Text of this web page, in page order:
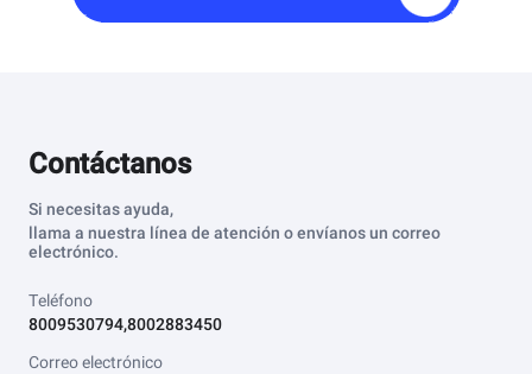
Contáctanos
Si necesitas ayuda,
llama a nuestra línea de atención o envíanos un correo
electrónico.
Teléfono
8009530794,8002883450
Correo electrónico